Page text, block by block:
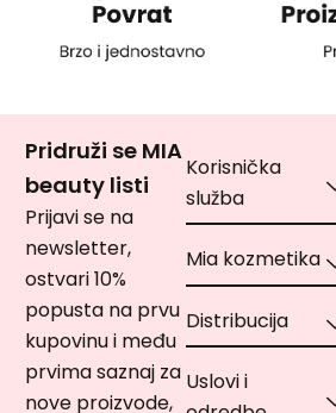
Pridruži se MIA
beauty listi
Prijavi se na
newsletter,
ostvari 10%
popusta na prvu
kupovinu i među
prvima saznaj za
nove proizvode,
Korisnička
služba
Mia kozmetika
Distribucija
Uslovi i